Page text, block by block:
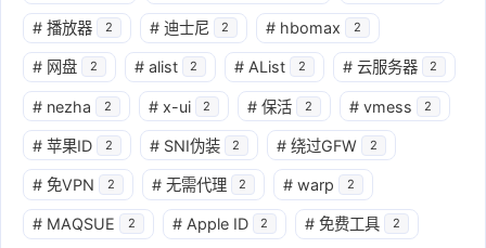
# 播放器 2 # 迪士尼 2 # hbomax 2
# 网盘 2 # alist 2 # AList 2 # 云服务器 2
# nezha 2 # x-ui 2 # 保活 2 # vmess 2
# 苹果ID 2 # SNI伪装 2 # 绕过GFW 2
# 免VPN 2 # 无需代理 2 # warp 2
# MAQSUE 2 # Apple ID 2 # 免费工具 2